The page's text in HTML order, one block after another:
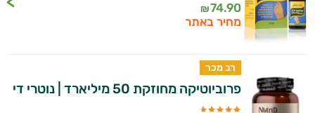
74.90
₪
מחיר באתר
רב מכר
פרוביוטיקה מחוזקת 50 מיליארד | נוטרי די